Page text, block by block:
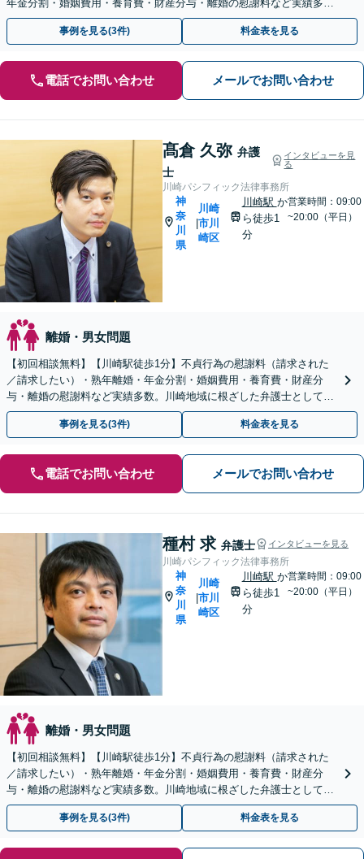
年金分割・婚姻費用・養育費・財産分与・離婚の慰謝料など実績多
数。あなたの人生の再スタートを全力で後押しします。
事例を見る(3件) 料金表を見る
電話でお問い合わせ メールでお問い合わせ
髙倉 久弥 弁護
士
インタビューを見
る
川崎パシフィック法律事務所
神
奈
川
県
|
川崎
市川
崎区
川崎駅 か
ら徒歩1
分
営業時間：09:00
~20:00（平日）
離婚・男女問題
【初回相談無料】【川崎駅徒歩1分】不貞行為の慰謝料（請求された
／請求したい）・熟年離婚・年金分割・婚姻費用・養育費・財産分
与・離婚の慰謝料など実績多数。川崎地域に根ざした弁護士として、
あなたの人生の再スタートを全力で後押しします。
事例を見る(3件) 料金表を見る
電話でお問い合わせ メールでお問い合わせ
種村 求 弁護士 インタビューを見る
川崎パシフィック法律事務所
神
奈
川
県
|
川崎
市川
崎区
川崎駅 か
ら徒歩1
分
営業時間：09:00
~20:00（平日）
離婚・男女問題
【初回相談無料】【川崎駅徒歩1分】不貞行為の慰謝料（請求された
／請求したい）・熟年離婚・年金分割・婚姻費用・養育費・財産分
与・離婚の慰謝料など実績多数。川崎地域に根ざした弁護士として、
あなたの人生の再スタートを全力で後押しします。
事例を見る(3件) 料金表を見る